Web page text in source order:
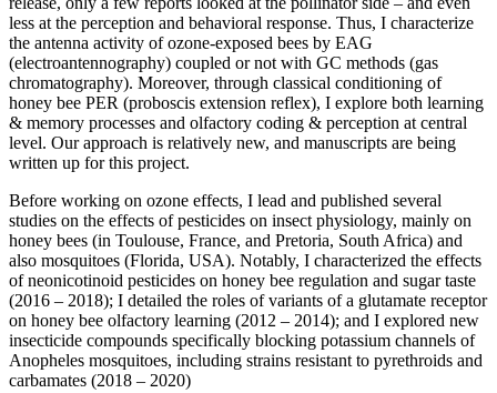
less at the perception and behavioral response. Thus, I characterize
the antenna activity of ozone-exposed bees by EAG
(electroantennography) coupled or not with GC methods (gas
chromatography). Moreover, through classical conditioning of
honey bee PER (proboscis extension reflex), I explore both learning
& memory processes and olfactory coding & perception at central
level. Our approach is relatively new, and manuscripts are being
written up for this project.
Before working on ozone effects, I lead and published several
studies on the effects of pesticides on insect physiology, mainly on
honey bees (in Toulouse, France, and Pretoria, South Africa) and
also mosquitoes (Florida, USA). Notably, I characterized the effects
of neonicotinoid pesticides on honey bee regulation and sugar taste
(2016 – 2018); I detailed the roles of variants of a glutamate receptor
on honey bee olfactory learning (2012 – 2014); and I explored new
insecticide compounds specifically blocking potassium channels of
Anopheles mosquitoes, including strains resistant to pyrethroids and
carbamates (2018 – 2020)